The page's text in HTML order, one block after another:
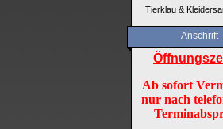
Tierklau &
Anschrift
Ab sofort
nur nach